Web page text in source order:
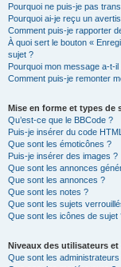
Pourquoi ne puis-je pas
Pourquoi ai-je reçu un
Comment puis-je rapporter
À quoi sert le bouton «
sujet ?
Pourquoi mon message a-t-
Comment puis-je remonter
Mise en forme et types de
Qu’est-ce que le BBCode ?
Puis-je insérer du code
Que sont les émoticônes ?
Puis-je insérer des images ?
Que sont les annonces
Que sont les annonces ?
Que sont les notes ?
Que sont les sujets
Que sont les icônes de sujet
Niveaux des utilisateurs
Que sont les administrateurs